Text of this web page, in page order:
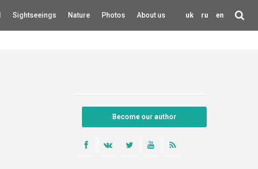
uk ru en
Sightseeings Nature Photos About us
Become our author